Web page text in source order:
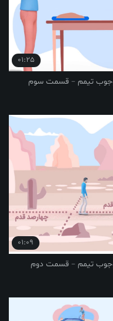
قسمت سوم
01:09
قسمت دوم